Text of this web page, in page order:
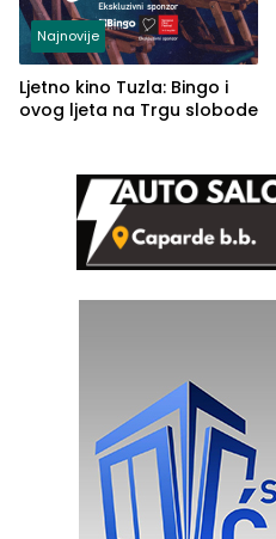
Najnovije
Ljetno kino Tuzla: Bingo i
ovog ljeta na Trgu slobode